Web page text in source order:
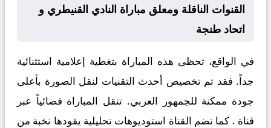
القنوات الناقلة ومعلق مباراة النادي القنيطري و
اتحاد طنجة
في الواقع، تحظى هذه المباراة بتغطية إعلامية استثنائية
جداً. فقد تم تخصيص أحدث التقنيات لنقل الصورة بأعلى
جودة ممكنة للجمهور العربي. تنقل المباراة فضائياً عبر
قناة . كما تضم القناة استوديوهات تحليلية يقودها نخبة من